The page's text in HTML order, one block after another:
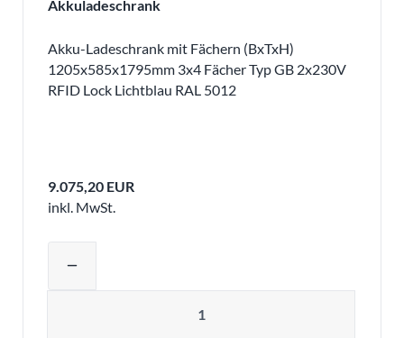
Akkuladeschrank
Akku-Ladeschrank mit Fächern (BxTxH)
1205x585x1795mm 3x4 Fächer Typ GB 2x230V
RFID Lock Lichtblau RAL 5012
9.075,20 EUR
inkl. MwSt.
remove